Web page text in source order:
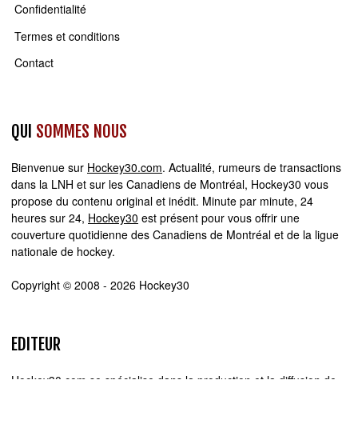
Confidentialité
Termes et conditions
Contact
QUI SOMMES NOUS
Bienvenue sur Hockey30.com. Actualité, rumeurs de transactions
dans la LNH et sur les Canadiens de Montréal, Hockey30 vous
propose du contenu original et inédit. Minute par minute, 24
heures sur 24, Hockey30 est présent pour vous offrir une
couverture quotidienne des Canadiens de Montréal et de la ligue
nationale de hockey.
Copyright © 2008 - 2026 Hockey30
EDITEUR
Hockey30.com se spécialise dans la production et la diffusion de